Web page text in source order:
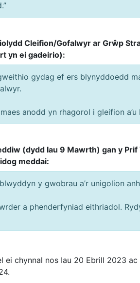
Cleifion/Gofalwyr ar Grŵp
yn ei gadeirio):
gydag ef ers blynyddoedd
anodd yn rhagorol i gleifion a’u
(dydd Iau 9 Mawrth) gan y
meddai:
y gwobrau a’r unigolion
a phenderfyniad eithriadol.
ei chynnal nos Iau 20 Ebrill 2023 ac